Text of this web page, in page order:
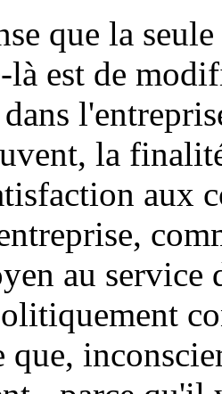
que la
là est de
la
aux
au service
que,